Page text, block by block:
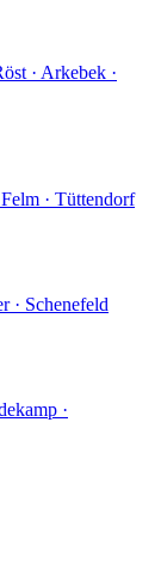
· Arkebek ·
Felm · Tüttendorf
· Schenefeld
·